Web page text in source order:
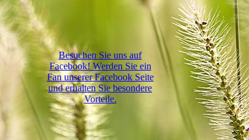
Besuchen Sie uns auf
Facebook! Werden Sie ein
Fan unserer Facebook Seite
und erhalten Sie besondere
Vorteile.